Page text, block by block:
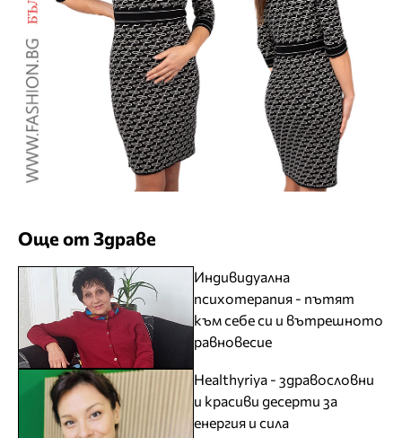
Още от Здраве
Индивидуална
психотерапия - пътят
към себе си и вътрешното
равновесие
Healthyriya - здравословни
и красиви десерти за
енергия и сила